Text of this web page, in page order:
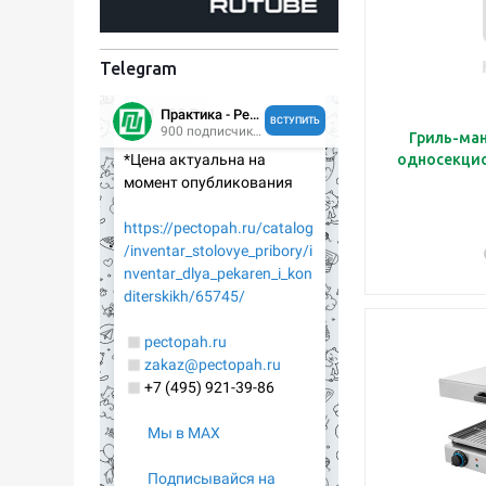
Telegram
Гриль-